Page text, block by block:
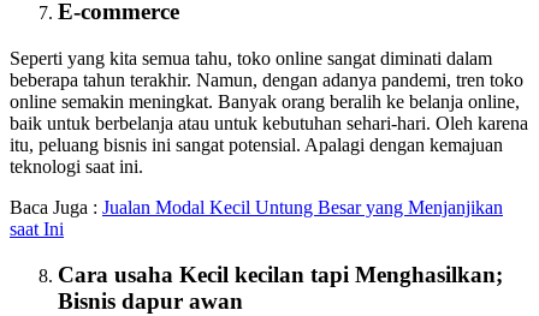
E-commerce
Seperti yang kita semua tahu, toko online sangat diminati dalam
beberapa tahun terakhir. Namun, dengan adanya pandemi, tren toko
online semakin meningkat. Banyak orang beralih ke belanja online,
baik untuk berbelanja atau untuk kebutuhan sehari-hari. Oleh karena
itu, peluang bisnis ini sangat potensial. Apalagi dengan kemajuan
teknologi saat ini.
Baca Juga : Jualan Modal Kecil Untung Besar yang Menjanjikan
saat Ini
Cara usaha Kecil kecilan tapi Menghasilkan;
Bisnis dapur awan